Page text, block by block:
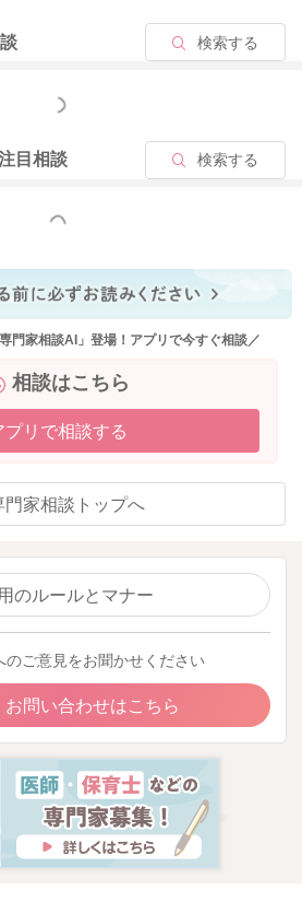
は歩いてねとお願いをするようにさ
みてください。
検索する
もっと見る
目相談 検索する
もっと見る
門家相談AI」登場！アプリで今すぐ相談／
相談はこちら
プリで相談する
家相談トップへ
のルールとマナー
のご意見をお聞かせください
お問い合わせはこちら